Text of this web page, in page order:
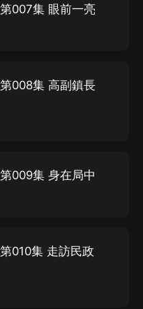
007集 眼前一亮
008集 高副鎮長
009集 身在局中
010集 走訪民政